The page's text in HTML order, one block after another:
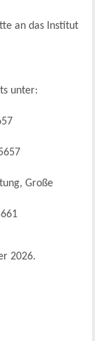
an das Institut
unter:
Große
2026.